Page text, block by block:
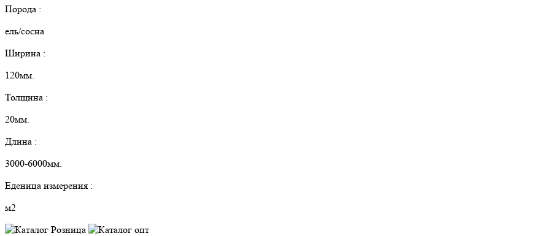
Порода :
ель/сосна
Ширина :
120мм.
Толщина :
20мм.
Длина :
3000-6000мм.
Еденица измерения :
м2